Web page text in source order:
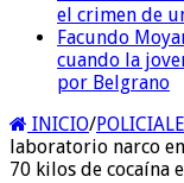
el crimen de
Facundo
cuando la
por Belgrano
INICIO/
laboratorio narco
70 kilos de cocaína